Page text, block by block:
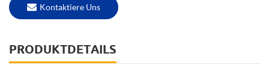
Kontaktiere Uns
PRODUKTDETAILS